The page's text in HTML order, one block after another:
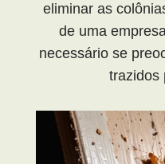
eliminar as
de uma
necessário se
trazidos